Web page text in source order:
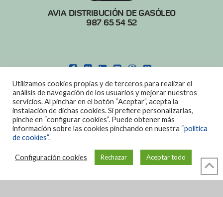
AVIA DISTRIBUCIÓN DE GASÓLEO
987 65 54 52
POLITICA DE COOKIES|AVISO LEGAL
DISEÑO: DIAN SISTEMAS
Utilizamos cookies propias y de terceros para realizar el
análisis de navegación de los usuarios y mejorar nuestros
servicios. Al pinchar en el botón “Aceptar”, acepta la
instalación de dichas cookies. Si prefiere personalizarlas,
pinche en “configurar cookies”. Puede obtener más
información sobre las cookies pinchando en nuestra “política
de cookies”.
Configuración cookies Rechazar Aceptar todo